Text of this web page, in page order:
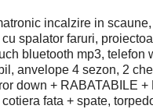
incalzire in
spalator faruri,
bluetooth mp3, telefon
anvelope 4 sezon, 2
down + RABATABILE +
fata + spate,